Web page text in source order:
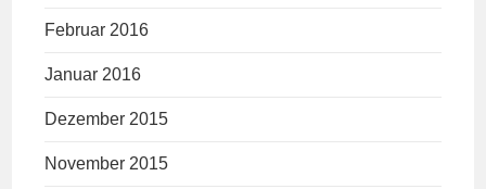
Februar 2016
Januar 2016
Dezember 2015
November 2015